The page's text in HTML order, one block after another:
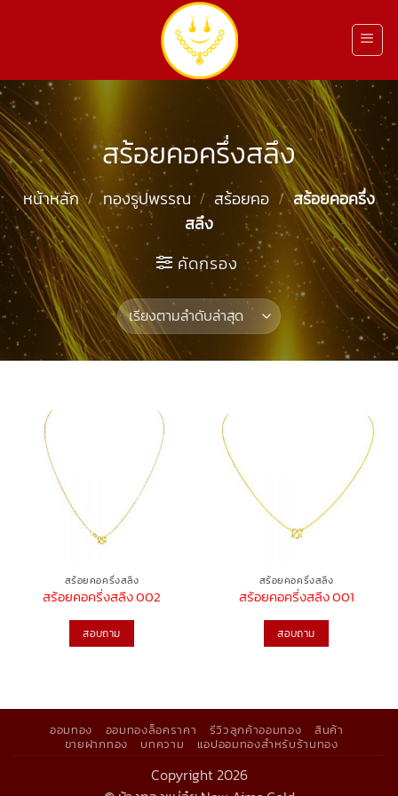
เนื้อหา
สร้อยคอครึ่งสลึง
หน้าหลัก / ทองรูปพรรณ / สร้อยคอ / สร้อยคอครึ่ง
สลึง
คัดกรอง
สร้อยคอครึ่งสลึง
สร้อยคอครึ่งสลึง 002
สอบถาม
สร้อยคอครึ่งสลึง
สร้อยคอครึ่งสลึง 001
สอบถาม
ออมทอง ออมทองล็อคราคา รีวิวลูกค้าออมทอง
สินค้า
ขายฝากทอง
บทความ แอปออมทองสำหรับร้านทอง
Copyright 2026